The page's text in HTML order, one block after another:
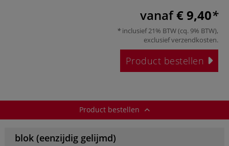
vanaf€ 9,40
inclusief 21% BTW (cq. 9% BTW),
exclusiefverzendkosten.
Product bestellen
Product bestellen
blok (eenzijdig gelijmd)